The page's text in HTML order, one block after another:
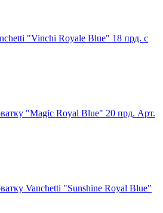
"Vinchi Royale Blue" 18 прд. с
"Magic Royal Blue" 20 прд. Арт.
Vanchetti "Sunshine Royal Blue"